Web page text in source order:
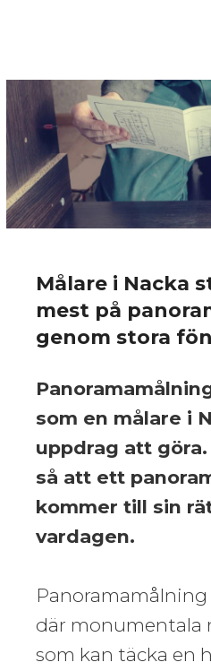
Målare i Nacka
mest på
genom stora
som en målare i
uppdrag att
så att ett
kommer till sin
vardagen.
där monumentala
som kan täcka en